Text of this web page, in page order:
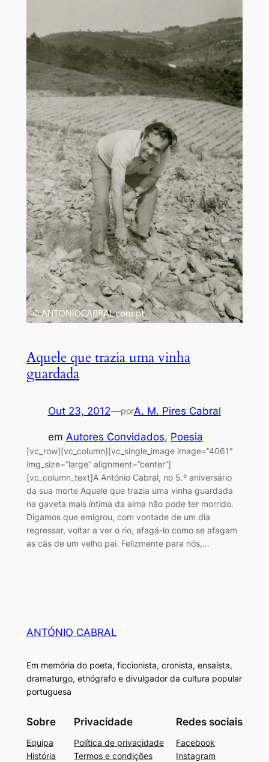
Aquele que trazia uma vinha
guardada
Out 23, 2012—porA. M. Pires Cabral
em Autores Convidados, Poesia
[vc_row][vc_column][vc_single_image image=”4061″
img_size=”large” alignment=”center”]
[vc_column_text]A António Cabral, no 5.º aniversário
da sua morte Aquele que trazia uma vinha guardada
na gaveta mais íntima da alma não pode ter morrido.
Digamos que emigrou, com vontade de um dia
regressar, voltar a ver o rio, afagá-lo como se afagam
as cãs de um velho pai. Felizmente para nós,…
ANTÓNIO CABRAL
Em memória do poeta, ficcionista, cronista, ensaísta,
dramaturgo, etnógrafo e divulgador da cultura popular
portuguesa
Sobre
Equipa
História
Privacidade
Política de privacidade
Termos e condições
Redes sociais
Facebook
Instagram